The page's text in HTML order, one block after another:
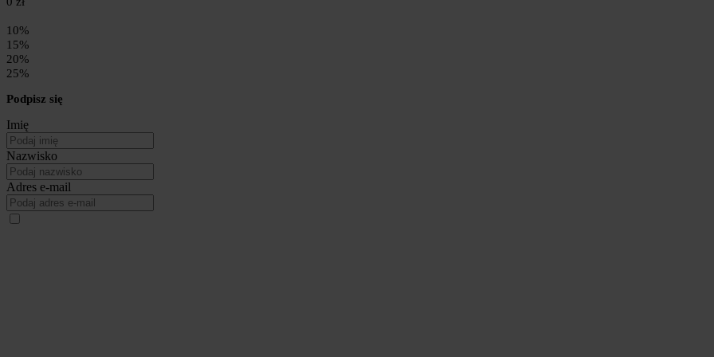
10%
15%
20%
25%
Podpisz się
Imię
Nazwisko
Adres e-mail